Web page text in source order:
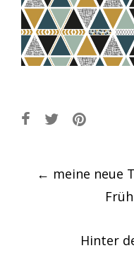
Post
← meine neue
Hinter